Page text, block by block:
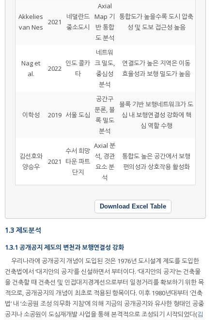
Akkelies
van Nes
2021
네덜란드
중소도시
Axial
Map 기
반 통합
도 분석
통합도가 높을수록 도시 압축
성 및 도보 접근성 높음
Nag et
al.
2022
인도 콜카
타
네트워
크 밀도,
중심성
분석
연결도가 높은 지역은 이동
효율성과 보행 밀도가 높음
이학성 2019 서울 도심
공간구
문론, 블
록 밀도
분석
블록 기반 보행네트워크가 도
심 내 보행연결성 강화에 핵
심 역할 수행
김선호와
양승우
2021
수서 희망
타운 파트
단지
Axial 분
석, 경관
요소 분
석
통합도 높은 공간에서 보행
편의성과 상호작용 활성화
Download Excel Table
1.3 제도분석
1.3.1 공개공지 제도의 변천과 보행연결성 강화
우리나라에 공개공지 개념이 도입된 것은 1976년 도시설계 제도를 도입한
건축법에서 ‘대지안의 공지’를 신설하면서 부터이다. ‘대지안의 공지’는 건축물
을 건축할 때 건축선 및 인접대지경계선으로부터 일정거리를 확보하기 위한 목
적으로, 공개공지의 개념이 최초로 적용된 항목이다. 이후 1980년대부터 ‘건축
법’ 내 ‘소공원 조성 의무화 지침’에 의해 지금의 공개공지와 유사한 형태인 공중
공지나 소공원이 도심재개발 사업을 통해 본격적으로 조성되기 시작되었다(김